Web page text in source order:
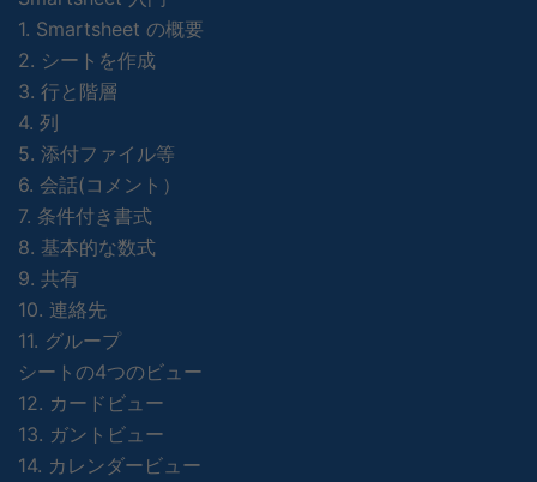
1. Smartsheet の概要
2. シートを作成
3. 行と階層
4. 列
5. 添付ファイル等
6. 会話(コメント）
7. 条件付き書式
8. 基本的な数式
9. 共有
10. 連絡先
11. グループ
シートの4つのビュー
12. カードビュー
13. ガントビュー
14. カレンダービュー